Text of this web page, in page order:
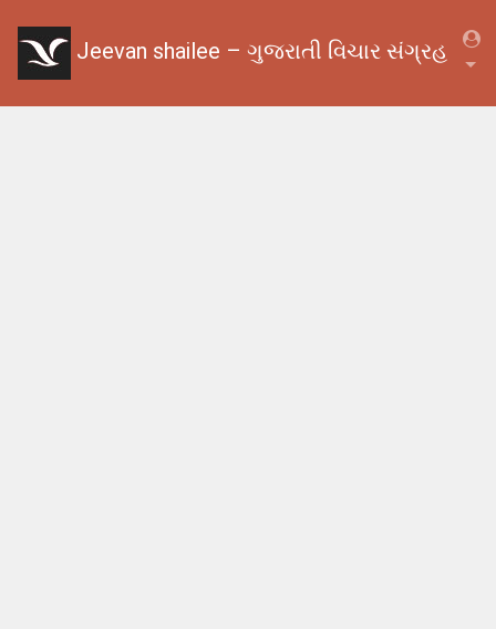
Jeevan shailee – ગુજરાતી વિચાર સંગ્રહ